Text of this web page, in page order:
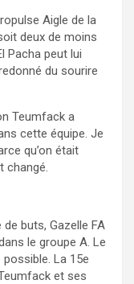
Aigle de la
deux de moins
Pacha peut lui
du sourire
Teumfack a
cette équipe. Je
qu’on était
changé.
buts, Gazelle FA
le groupe A. Le
La 15e
et ses